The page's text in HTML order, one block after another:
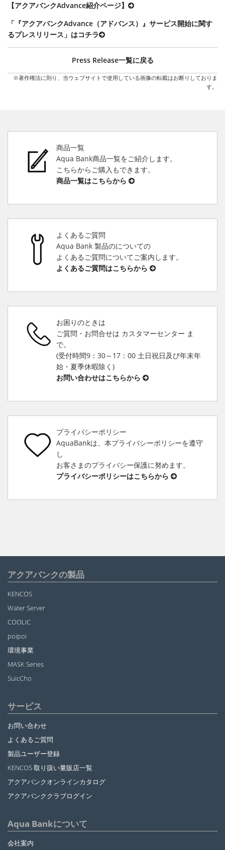
【アクアバンクAdvance紹介ページ】
「『アクアバンクAdvance（アドバンス）』サービス開始に関す
るプレスリリース」はコチラ
Press Release一覧に戻る
※著作権法に則り、当ウェブサイトで使用している画像の転載はお断りしておりま
す。
商品一覧
Aqua Bank商品一覧をご紹介します。
こちらからご購入もできます。
商品一覧はこちらから
よくあるご質問
Aqua Bank 製品のについての
よくあるご質問についてご案内します。
よくあるご質問はこちらから
お困りのときは
ご質問・お問合せは カスタマーセンター ま
で。
(受付時間9：30～17：00 土日祝日及び年末年
始・夏季休暇除く)
お問い合わせはこちらから
プライバシーポリシー
AquaBankは、本プライバシーポリシーを遵守
し
お客さまのプライバシー保護に努めます。
プライバシーポリシーはこちらから
アクアバンクの製品
KENCOS
Water Server
COOLIC
poipoi
環境事業
MASK Series
SuicCho
サービス
お問い合わせ
よくあるご質問
製品ユーザー登録
KENCOS 取り扱い量販店一覧
アクアバンクオンラインカタログ
アクアバンククラブログイン
Aqua Bankについて
会社案内